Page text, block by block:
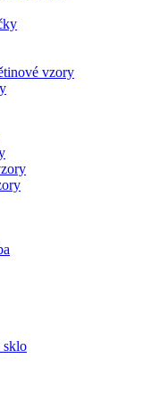
vzory
sklo